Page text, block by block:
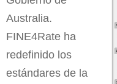
Australia.
FINE4Rate ha
redefinido los
estándares de la